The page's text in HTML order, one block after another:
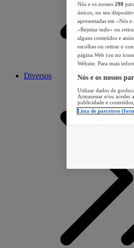
Diversos
Nós e os nossos 298
únicos, no seu
apresentadas em «Nós
«Rejeitar tudo» ou
alguns conteúdos e
escolhas ou retirar o
página Web (ou no
Website. Para mais
Nós e os nossos
Utilizar dados de
Armazenar e/ou aceder
publicidade e
Lista de parceiros